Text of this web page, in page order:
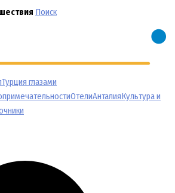
Поиск
Турция глазами
ОтелиАнталияКультура и